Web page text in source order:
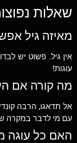
שאלות
מאיזה גיל
אין גיל. פשוט יש
עוגות!
מה קורה אם
אל תדאגו, הרבה
עם מי לדבר במקרה
האם כל עוגה